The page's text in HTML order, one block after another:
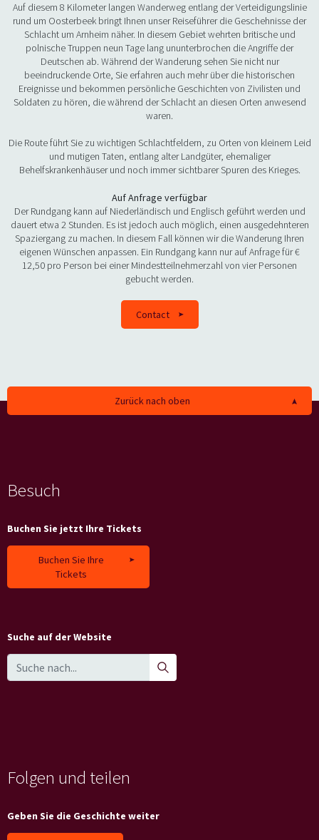
Auf diesem 8 Kilometer langen Wanderweg entlang der Verteidigungslinie
rund um Oosterbeek bringt Ihnen unser Reiseführer die Geschehnisse der
Schlacht um Arnheim näher. In diesem Gebiet wehrten britische und
polnische Truppen neun Tage lang ununterbrochen die Angriffe der
Deutschen ab. Während der Wanderung sehen Sie nicht nur
beeindruckende Orte, Sie erfahren auch mehr über die historischen
Ereignisse und bekommen persönliche Geschichten von Zivilisten und
Soldaten zu hören, die während der Schlacht an diesen Orten anwesend
waren.
Die Route führt Sie zu wichtigen Schlachtfeldern, zu Orten von kleinem Leid
und mutigen Taten, entlang alter Landgüter, ehemaliger
Behelfskrankenhäuser und noch immer sichtbarer Spuren des Krieges.
Auf Anfrage verfügbar
Der Rundgang kann auf Niederländisch und Englisch geführt werden und
dauert etwa 2 Stunden. Es ist jedoch auch möglich, einen ausgedehnteren
Spaziergang zu machen. In diesem Fall können wir die Wanderung Ihren
eigenen Wünschen anpassen. Ein Rundgang kann nur auf Anfrage für €
12,50 pro Person bei einer Mindestteilnehmerzahl von vier Personen
gebucht werden.
Contact
Zurück nach oben
Besuch
Buchen Sie jetzt Ihre Tickets
Buchen Sie Ihre
Tickets
Suche auf der Website
Folgen und teilen
Geben Sie die Geschichte weiter